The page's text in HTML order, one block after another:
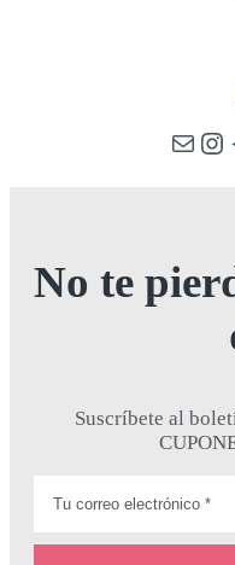
Correo
No te
Suscríbete al